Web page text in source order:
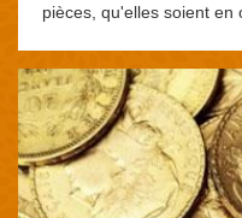
pièces, qu'elles soient en